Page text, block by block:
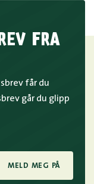
FRA
får du
går du glipp
MELD MEG PÅ